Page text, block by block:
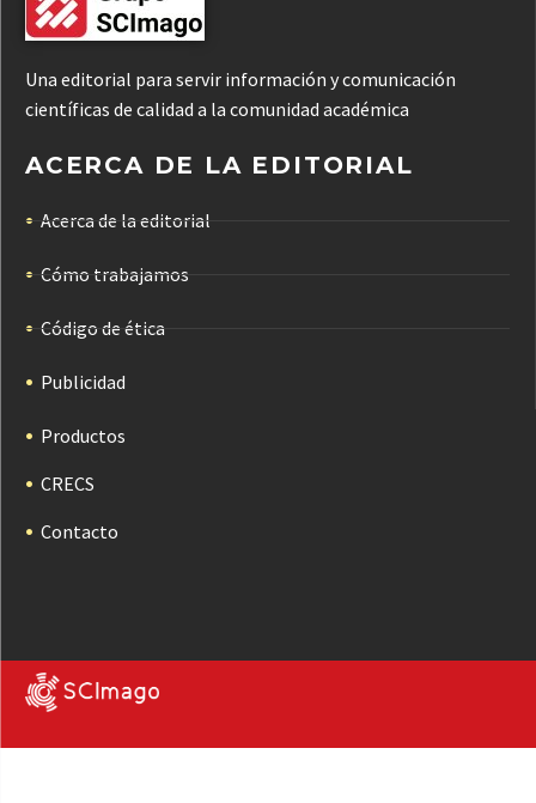
Una editorial para servir información y comunicación
científicas de calidad a la comunidad académica
ACERCA DE LA EDITORIAL
Acerca de la editorial
Cómo trabajamos
Código de ética
Publicidad
Productos
CRECS
Contacto